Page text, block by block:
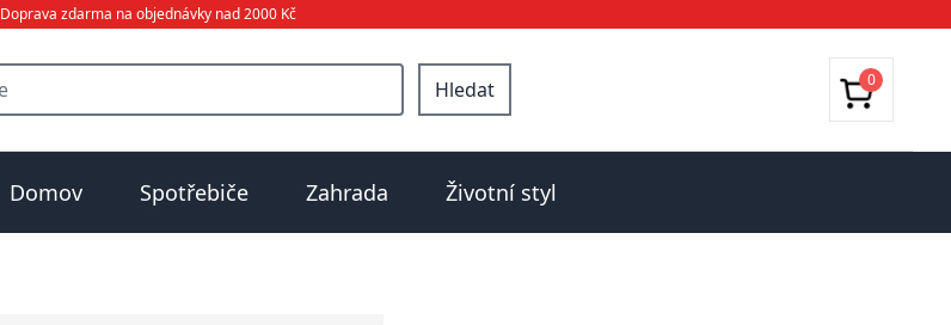
Doprava zdarma na objednávky nad 2000 Kč
Hledat 0
Domov Spotřebiče Zahrada Životní styl